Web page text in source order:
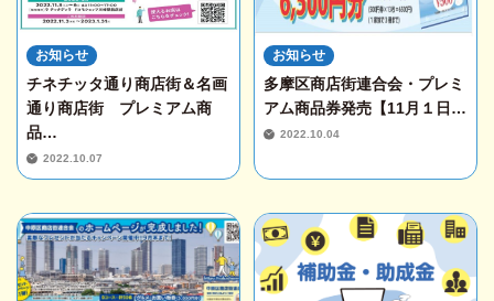
チネチッタ通り商店街＆名画
通り商店街 プレミアム商
品…
2022.10.07
お知らせ
多摩区商店街連合会・プレミ
アム商品券発売【11月１日…
2022.10.04
お知らせ